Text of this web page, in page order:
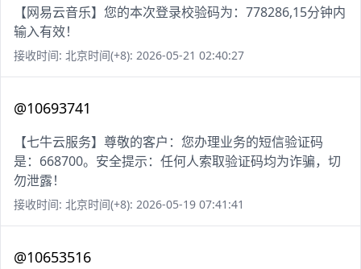
【网易云音乐】您的本次登录校验码为：778286,15分钟内
输入有效！
接收时间: 北京时间(+8): 2026-05-21 02:40:27
@10693741
【七牛云服务】尊敬的客户：您办理业务的短信验证码
是：668700。安全提示：任何人索取验证码均为诈骗，切
勿泄露！
接收时间: 北京时间(+8): 2026-05-19 07:41:41
@10653516